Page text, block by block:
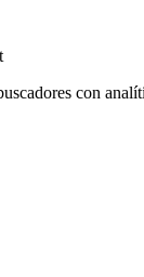
con